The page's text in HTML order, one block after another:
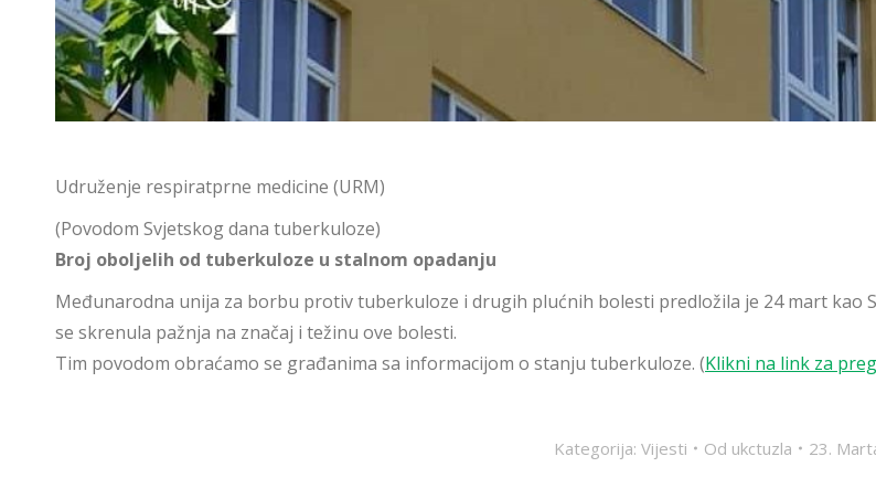
Udruženje respiratprne medicine (URM)
(Povodom Svjetskog dana tuberkuloze)
Broj oboljelih od tuberkuloze u stalnom opadanju
Međunarodna unija za borbu protiv tuberkuloze i drugih plućnih bolesti predložila je 24 mart kao
se skrenula pažnja na značaj i težinu ove bolesti.
Tim povodom obraćamo se građanima sa informacijom o stanju tuberkuloze. (Klikni na link za
Kategorija: Vijesti Od ukctuzla 23.